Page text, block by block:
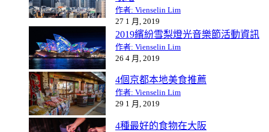
作者: Vienselin Lim
27 1 月, 2019
2019繽紛雪梨燈光音樂節活動資訊
作者: Vienselin Lim
26 4 月, 2019
4個京都本地美食推薦
作者: Vienselin Lim
29 1 月, 2019
4種最好的食物在大阪